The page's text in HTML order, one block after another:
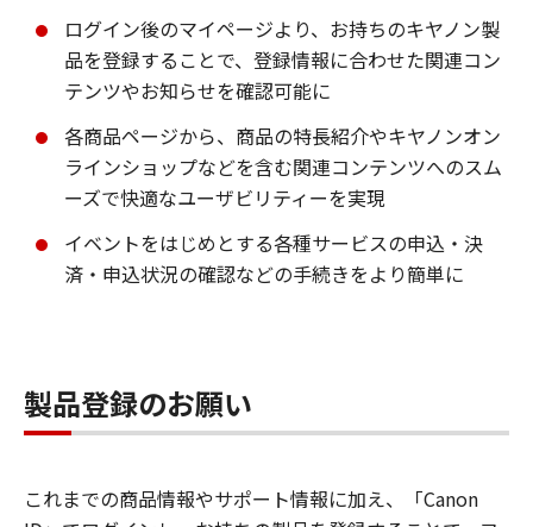
ログイン後のマイページより、お持ちのキヤノン製
品を登録することで、登録情報に合わせた関連コン
テンツやお知らせを確認可能に
各商品ページから、商品の特長紹介やキヤノンオン
ラインショップなどを含む関連コンテンツへのスム
ーズで快適なユーザビリティーを実現
イベントをはじめとする各種サービスの申込・決
済・申込状況の確認などの手続きをより簡単に
製品登録のお願い
これまでの商品情報やサポート情報に加え、「Canon